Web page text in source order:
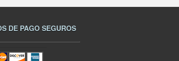
DE PAGO SEGUROS